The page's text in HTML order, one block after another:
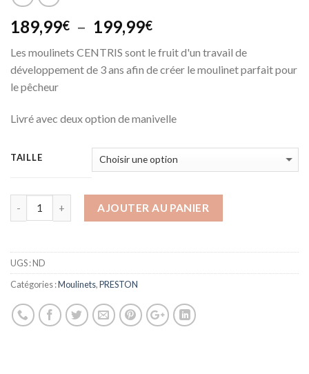
189,99€ – 199,99€Plage
prix :
189,99€
Les moulinets CENTRIS sont le fruit d'un travail de
développement de 3 ans afin de créer le moulinet parfait pour
le pêcheur
Livré avec deux option de manivelle
TAILLE
AJOUTER AU PANIER
UGS :ND
Catégories :Moulinets,PRESTON